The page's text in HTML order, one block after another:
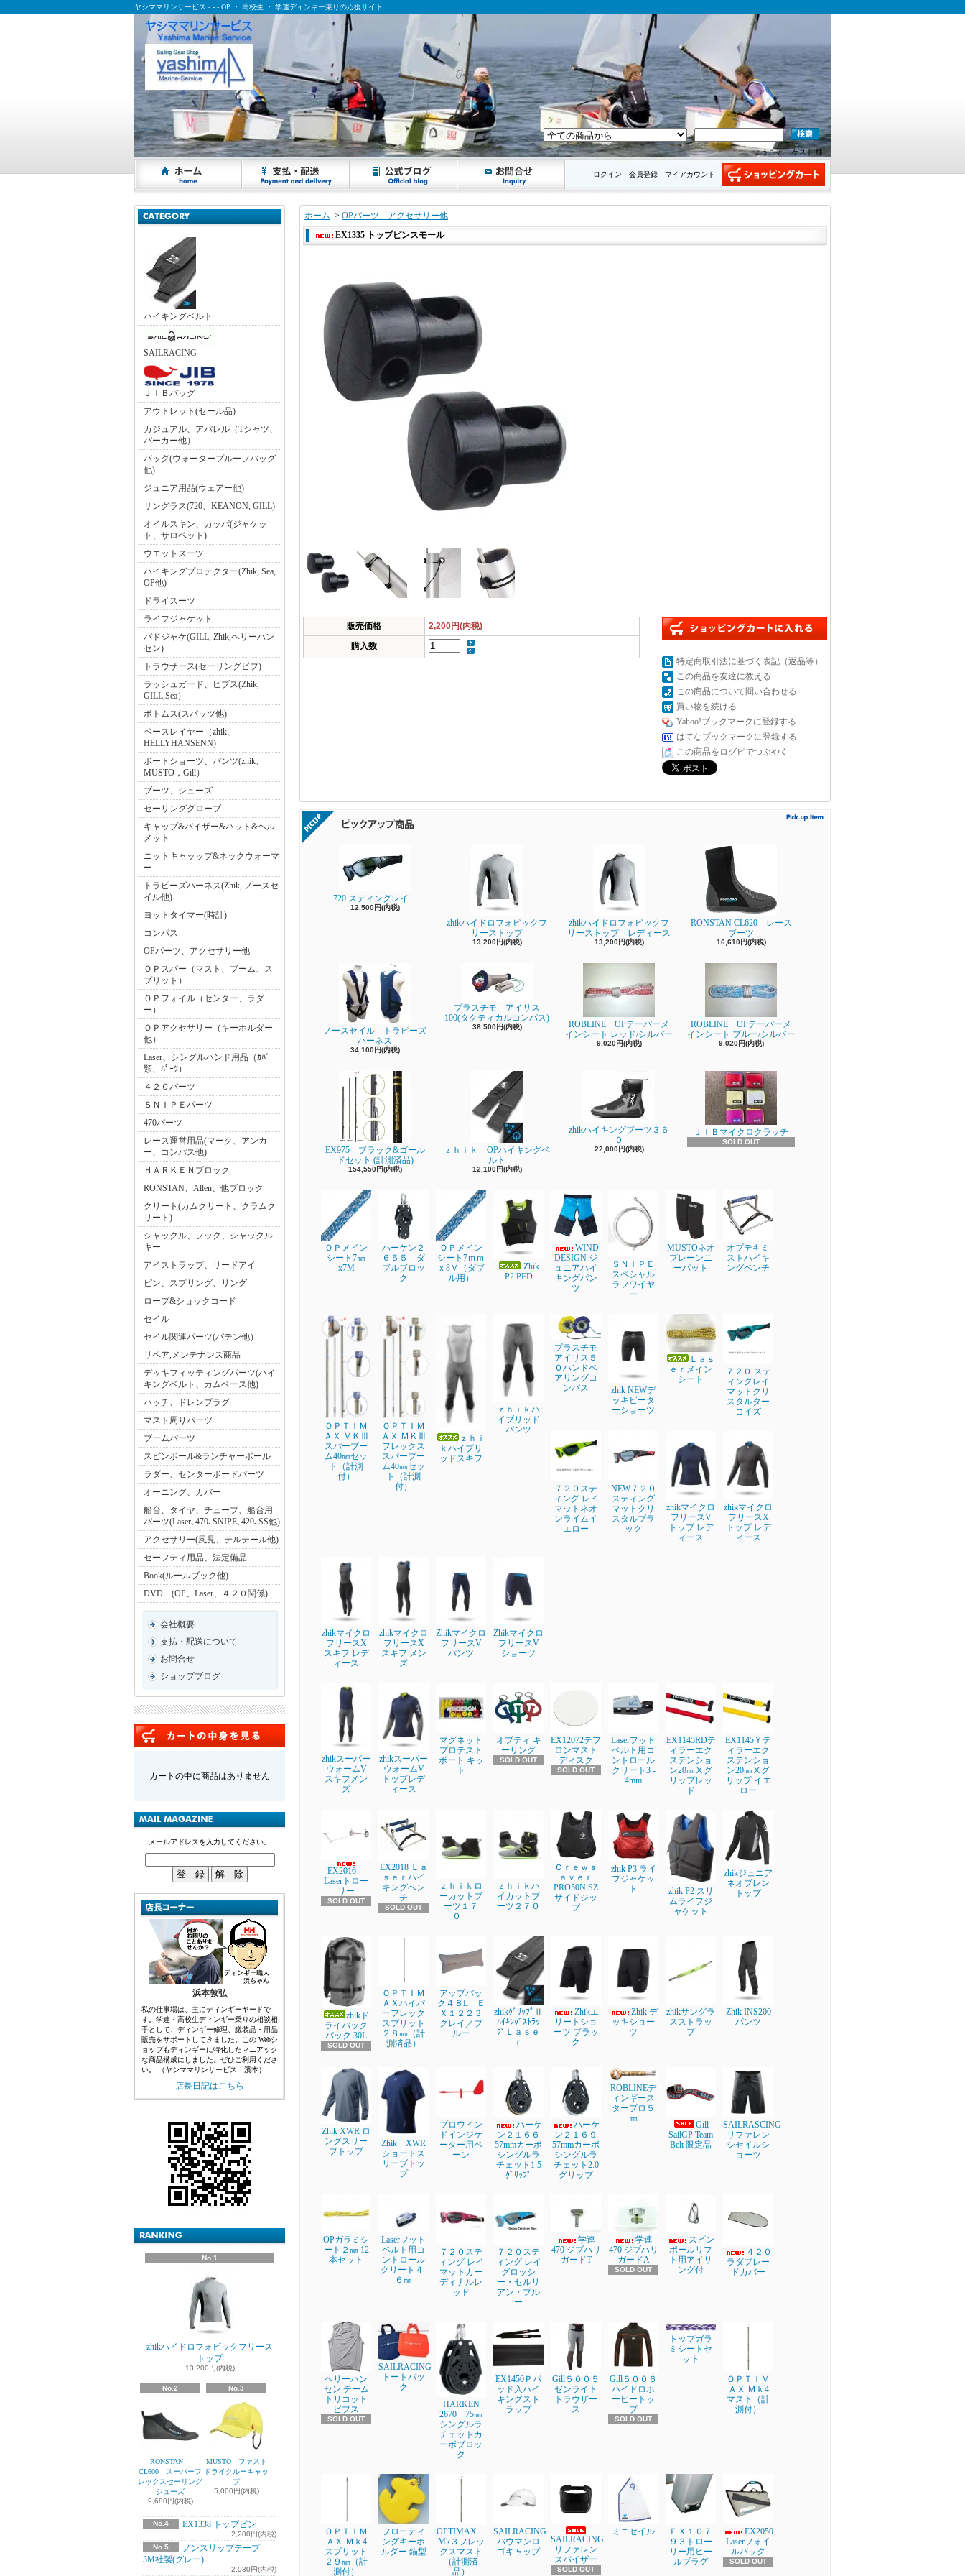
ヤシママリンサービス - - - OP ・ 高校生 ・ 学連ディンギー乗りの応援サイト
ようこそ、 ゲスト 様
マイアカウント
会員登録
ログイン
ハイキングベルト
SAILRACING
ＪＩＢバッグ
アウトレット(セール品)
カジュアル、アパレル（Tシャツ、
パーカー他）
バッグ(ウォータープルーフバッグ
他)
ジュニア用品(ウェアー他)
サングラス(720、KEANON, GILL)
オイルスキン、カッパ(ジャケッ
ト、サロペット)
ウエットスーツ
ハイキングプロテクター(Zhik, Sea,
OP他)
ドライスーツ
ライフジャケット
パドジャケ(GILL, Zhik,ヘリーハン
セン)
トラウザース(セーリングビブ)
ラッシュガード、ビブス(Zhik,
GILL,Sea）
ボトムス(スパッツ他)
ベースレイヤー（zhik、
HELLYHANSENN)
ボートショーツ、パンツ(zhik、
MUSTO，Gill）
ブーツ、シューズ
セーリンググローブ
キャップ&バイザー&ハット&ヘル
メット
ニットキャッップ&ネックウォーマ
ー
トラピーズハーネス(Zhik, ノースセ
イル他)
ヨットタイマー(時計)
コンパス
OPパーツ、アクセサリー他
ＯＰスパー（マスト、ブーム、ス
プリット）
ＯＰフォイル（センター、ラダ
ー）
ＯＰアクセサリー（キーホルダー
他）
Laser、シングルハンド用品（ｶﾊﾞｰ
類、ﾊﾟｰﾂ）
４２０パーツ
ＳＮＩＰＥパーツ
470パーツ
レース運営用品(マーク、アンカ
ー、コンパス他)
ＨＡＲＫＥＮブロック
RONSTAN、Allen、他ブロック
クリート(カムクリート、クラムク
リート)
シャックル、フック、シャックル
キー
アイストラップ、リードアイ
ピン、スプリング、リング
ロープ&ショックコード
セイル
セイル関連パーツ(バテン他）
リペア,メンテナンス商品
デッキフィッティングパーツ(ハイ
キングベルト、カムベース他)
ハッチ、ドレンプラグ
マスト周りパーツ
ブームパーツ
スピンポール&ランチャーポール
ラダー、センターボードパーツ
オーニング、カバー
船台、タイヤ、チューブ、船台用
パーツ(Laser､470､SNIPE､420､SS他)
アクセサリー(風見、テルテール他)
セーフティ用品、法定備品
Book(ルールブック他)
DVD (OP、Laser、４２０関係)
会社概要
支払・配送について
お問合せ
ショップブログ
カートの中に商品はありません
メールアドレスを入力してください。
浜本敦弘
私の仕事場は、主にディンギーヤードで
す。学連・高校生ディンギー乗りの相談相
手として、ディンギー修理、艤装品・用品
販売をサポートしてきました。この Webシ
ョップもディンギーに特化したマニアック
な商品構成にしました。ぜひご利用くださ
い。 （ヤシママリンサービス 濱本）
店長日記はこちら
No.1
zhikハイドロフォビックフリース
トップ
13,200円(内税)
No.2
RONSTAN
CL600 スーパーフ
レックスセーリング
シューズ
9,680円(内税)
No.3
MUSTO ファスト
ドライクルーキャッ
プ
5,000円(内税)
No.4 EX1338 トップピン
2,200円(内税)
No.5
ノンスリップテープ
3M社製(グレー)
2,030円(内税)
ホーム > OPパーツ、アクセサリー他
EX1335 トップピンスモール
販売価格
2,200円(内税)
購入数
特定商取引法に基づく表記（返品等）
この商品を友達に教える
この商品について問い合わせる
買い物を続ける
Yahoo!ブックマークに登録する
はてなブックマークに登録する
この商品をログピでつぶやく
720 スティングレイ
12,500円(内税)
zhikハイドロフォビックフ
リーストップ
13,200円(内税)
zhikハイドロフォビックフ
リーストップ レディース
13,200円(内税)
RONSTAN CL620 レース
ブーツ
16,610円(内税)
ノースセイル トラピーズ
ハーネス
34,100円(内税)
プラスチモ アイリス
100(タクティカルコンパス)
38,500円(内税)
ROBLINE OPテーパーメ
インシート レッド/シルバー
9,020円(内税)
ROBLINE OPテーパーメ
インシート プルー/シルバー
9,020円(内税)
EX975 ブラック&ゴール
ドセット (計測済品)
154,550円(内税)
ｚｈｉｋ OPハイキングベ
ルト
12,100円(内税)
zhikハイキングブーツ３６
０
22,000円(内税)
ＪＩＢマイクロクラッチ
SOLD OUT
ＯＰメイン
シート7㎜
x7M
ハーケン２
６５５ ダ
ブルブロッ
ク
ＯＰメイン
シート7ｍｍ
ｘ8Ｍ（ダブ
ル用）
Zhik
P2 PFD
WIND
DESIGN ジ
ュニアハイ
キングパン
ツ
ＳＮＩＰＥ
スペシャル
ラフワイヤ
ー
MUSTOネオ
プレーンニ
ーパット
オプテキミ
ストハイキ
ングベンチ
ＯＰＴＩＭ
ＡＸ ＭＫⅢ
スパーブー
ム40㎜セッ
ト（計測
付）
ＯＰＴＩＭ
ＡＸ ＭＫⅢ
フレックス
スパーブー
ム40㎜セッ
ト（計測
付）
ｚｈｉ
ｋハイブリ
ッドスキフ
ｚｈｉｋハ
イブリッド
パンツ
プラスチモ
アイリス５
０ハンドベ
アリングコ
ンパス
zhik NEWデ
ッキビータ
ーショーツ
Ｌａｓ
ｅｒメイン
シート
７２０ ステ
ィングレイ
マットクリ
スタルター
コイズ
７２０ステ
ィング レイ
マットネオ
ンライムイ
エロー
NEW７２０
スティング
マットクリ
スタルブラ
ック
zhikマイクロ
フリースV
トップ レデ
ィース
zhikマイクロ
フリースX
トップ レデ
ィース
zhikマイクロ
フリースX
スキフ レデ
ィース
zhikマイクロ
フリースX
スキフ メン
ズ
Zhikマイクロ
フリースV
パンツ
Zhikマイクロ
フリースV
ショーツ
zhikスーパー
ウォームV
スキフメン
ズ
zhikスーパー
ウォームV
トップレデ
ィース
マグネット
プロテスト
ボート キッ
ト
オプティ キ
ーリング
SOLD OUT
EX12072テフ
ロンマスト
ディスク
SOLD OUT
Laserフット
ベルト用コ
ントロール
クリート3 -
4mm
EX1145RDテ
ィラーエク
ステンショ
ン20㎜Ⅹグ
リップレッ
ド
EX1145Ｙテ
ィラーエク
ステンショ
ン20㎜Ⅹグ
リップ イエ
ロー
EX2016
Laserトロー
リー
SOLD OUT
EX2018 Ｌａ
ｓｅｒハイ
キングベン
チ
SOLD OUT
ｚｈｉｋロ
ーカットブ
ーツ１７
０
ｚｈｉｋハ
イカットブ
ーツ２７０
Ｃｒｅｗｓ
ａｖｅｒ
PRO50N SZ
サイドジッ
プ
zhik P3 ライ
フジャケッ
ト
zhik P2 スリ
ムライフジ
ャケット
zhikジュニア
ネオプレン
トップ
zhikド
ライバック
パック 30L
SOLD OUT
ＯＰＴＩＭ
ＡＸハイパ
ーフレック
スプリット
２８㎜（計
測済品）
アップバッ
ク４８L Ｅ
Ｘ１２２３
グレイ／ブ
ルー
zhikｸﾞﾘｯﾌﾟⅡ
ﾊｲｷﾝｸﾞｽﾄﾗｯ
ﾌﾟＬａｓｅ
ｒ
Zhikエ
リートショ
ーツ ブラッ
ク
Zhik デ
ッキショー
ツ
zhikサングラ
スストラッ
プ
Zhik INS200
パンツ
Zhik XWR ロ
ングスリー
ブトップ
Zhik XWR
ショートス
リーブトッ
プ
プロウイン
ドインジケ
ーター用ベ
ーン
ハーケ
ン２１６６
57mmカーボ
シングルラ
チェット1.5
ｸﾞﾘｯﾌﾟ
ハーケ
ン２１６９
57mmカーボ
シングルラ
チェット2.0
グリップ
ROBLINEデ
ィンギース
タープロ５
㎜
Gill
SailGP Team
Belt 限定品
SAILRASCING
リファレン
シセイルシ
ョーツ
OPガラミシ
ート２㎜ 12
本セット
Laserフット
ベルト用コ
ントロール
クリート４-
６㎜
７２０ステ
ィング レイ
マットカー
ディナルレ
ッド
７２０ステ
ィング レイ
グロッシ
ー・セルリ
アン・ブル
ー
学連
470 ジブハリ
ガードT
学連
470 ジブハリ
ガードA
SOLD OUT
スピン
ポールリフ
ト用アイリ
ング付
４２０
ラダブレー
ドカバー
ヘリーハン
セン チーム
トリコット
ビブス
SOLD OUT
SAILRACING
トートバッ
ク
HARKEN
2670 75㎜
シングルラ
チェットカ
ーボブロッ
ク
EX1450Ｐパ
ッド入ハイ
キングスト
ラップ
Gill５００５
ゼンライト
トラウザー
ス
Gill５００６
ハイドロホ
ービートッ
プ
SOLD OUT
トップガラ
ミシートセ
ット
ＯＰＴＩＭ
ＡＸ Ｍｋ4
マスト（計
測付）
ＯＰＴＩＭ
ＡＸ Ｍｋ4
スプリット
２９㎜（計
測付）
フローティ
ングキーホ
ルダー 錨型
OPTIMAX
Mk３フレッ
クスマスト
（計測済
品）
SAILRACING
バウマンロ
ゴキャップ
SAILRACING
リファレン
スバイザー
SOLD OUT
ミニセイル
ＥＸ１０７
９３トロー
リー用ヒー
ルプラグ
EX2050
Laserフォイ
ルバック
SOLD OUT